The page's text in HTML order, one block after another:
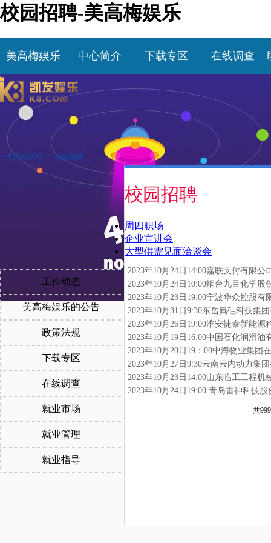
校园招聘-美高梅娱乐
美高梅娱乐 中心简介 下载专区 在线调查
> 美高梅娱乐 >> 校园招聘
工作动态
美高梅娱乐的公告
政策法规
下载专区
在线调查
就业市场
就业管理
就业指导
校园招聘
周四职场
企业宣讲会
大型供需见面洽谈会
2023年10月24日14:00嘉联支付有限
2023年10月24日10:00烟台九目化学
2023年10月23日19:00宁波华众控股
2023年10月31日9:30东岳氟硅科技集
2023年10月26日19:00淮安捷泰新能
2023年10月19日16:00中国石化润滑
2023年10月20日19：00中海物业集团
2023年10月27日9:30云南云内动力集
2023年10月23日14:00山东临工工程
2023年10月24日19:00 青岛雷神科技
共